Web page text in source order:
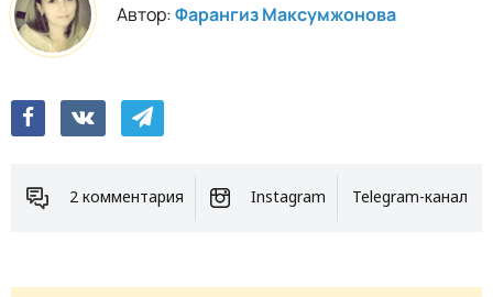
Автор:Фарангиз Максумжонова
2 комментария Instagram Telegram-канал